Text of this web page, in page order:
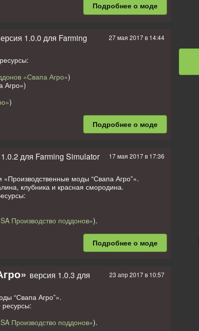
Подробнее о моде
27 мая 2017 в 14:44
1.0.0 для Farming
«Свапа Агро»)
Агро»)
)
(включена в мод).
Производства» или найти по бренду
Подробнее о моде
17 мая 2017 в 17:36
для Farming Simulator
моды “Свапа Агро”».
клубника и красная смородина.
Производство поддонов»).
подходят!
в Мод) или применить в других наших
Работоспособность проверена на
"Сосновка"). Совместимость с другими модами
Подробнее о моде
23 апр 2017 в 10:57
версия 1.0.3 для
“Свапа Агро”».
Производство поддонов»).